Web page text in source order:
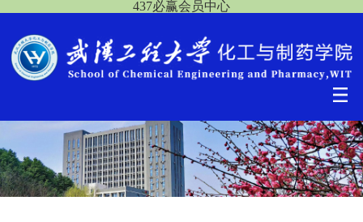
437必赢会员中心